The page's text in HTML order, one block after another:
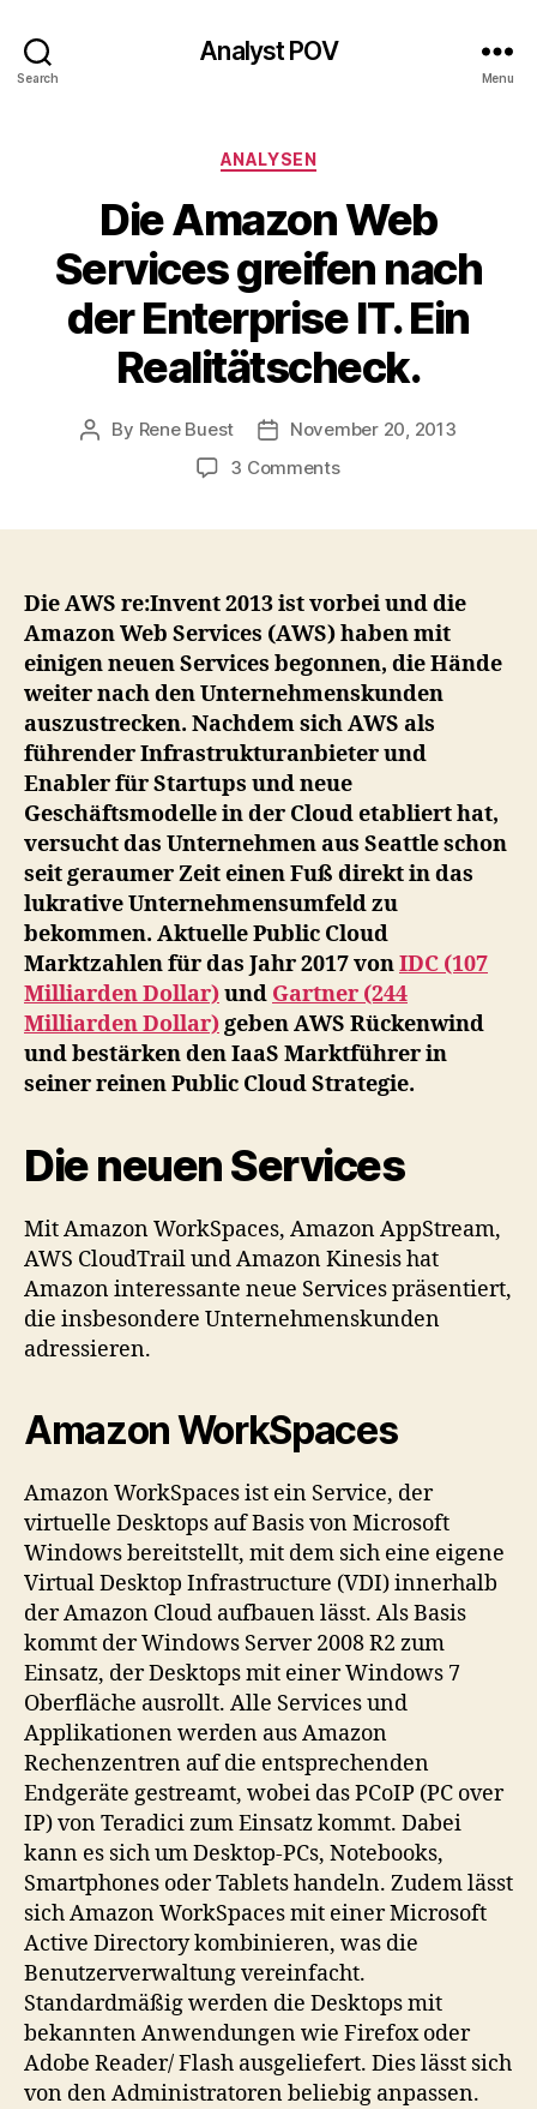
Search
Analyst POV
Menu
Categories
ANALYSEN
Die Amazon Web
Services greifen nach
der Enterprise IT. Ein
Realitätscheck.
Post
By Rene Buest
PostNovember 20, 2013
3 Commentson
greifen
nach
Enterprise
IT.
Ein
Realitätscheck.
Die AWS re:Invent 2013 ist vorbei und die
Amazon Web Services (AWS) haben mit
einigen neuen Services begonnen, die Hände
weiter nach den Unternehmenskunden
auszustrecken. Nachdem sich AWS als
führender Infrastrukturanbieter und
Enabler für Startups und neue
Geschäftsmodelle in der Cloud etabliert hat,
versucht das Unternehmen aus Seattle schon
seit geraumer Zeit einen Fuß direkt in das
lukrative Unternehmensumfeld zu
bekommen. Aktuelle Public Cloud
Marktzahlen für das Jahr 2017 vonIDC (107
Milliarden Dollar)und Gartner (244
Milliarden Dollar) geben AWS Rückenwind
und bestärken den IaaS Marktführer in
seiner reinen Public Cloud Strategie.
Die neuen Services
Mit Amazon WorkSpaces, Amazon AppStream,
AWS CloudTrail und Amazon Kinesis hat
Amazon interessante neue Services präsentiert,
die insbesondere Unternehmenskunden
adressieren.
Amazon WorkSpaces
Amazon WorkSpaces ist ein Service, der
virtuelle Desktops auf Basis von Microsoft
Windows bereitstellt, mit dem sich eine eigene
Virtual Desktop Infrastructure (VDI) innerhalb
der Amazon Cloud aufbauen lässt. Als Basis
kommt der Windows Server 2008 R2 zum
Einsatz, der Desktops mit einer Windows 7
Oberfläche ausrollt. Alle Services und
Applikationen werden aus Amazon
Rechenzentren auf die entsprechenden
Endgeräte gestreamt, wobei das PCoIP (PC over
IP) von Teradici zum Einsatz kommt. Dabei
kann es sich um Desktop-PCs, Notebooks,
Smartphones oder Tablets handeln. Zudem lässt
sich Amazon WorkSpaces mit einer Microsoft
Active Directory kombinieren, was die
Benutzerverwaltung vereinfacht.
Standardmäßig werden die Desktops mit
bekannten Anwendungen wie Firefox oder
Adobe Reader/ Flash ausgeliefert. Dies lässt sich
von den Administratoren beliebig anpassen.